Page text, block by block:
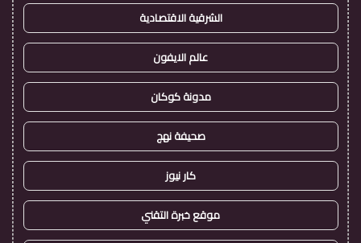
الشرقية الاقتصادية
عالم الايفون
مدونة كوكان
صحيفة نهج
كار نيوز
موقع خبرة التقني